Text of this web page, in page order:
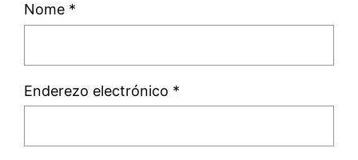
Nome *
Enderezo electrónico *